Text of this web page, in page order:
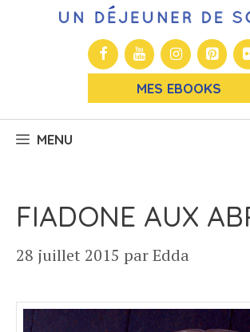
MES EBOOKS
MENU
FIADONE AUX
28 juillet 2015 parEdda